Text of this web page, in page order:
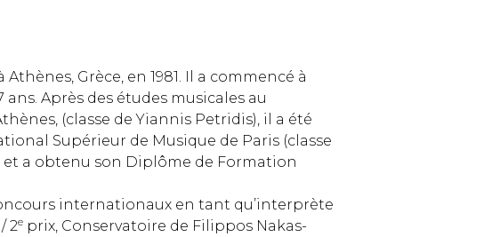
Athènes, Grèce, en 1981. Il a commencé à
ans. Après des études musicales au
(classe de Yiannis Petridis), il a été
Supérieur de Musique de Paris (classe
et a obtenu son Diplôme de Formation
internationaux en tant qu’interprète
2e prix, Conservatoire de Filippos Nakas-